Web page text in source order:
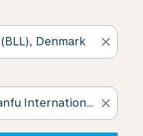
close
close